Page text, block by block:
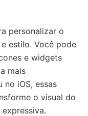
personalizar o
estilo. Você pode
e widgets
mais
no iOS, essas
o visual do